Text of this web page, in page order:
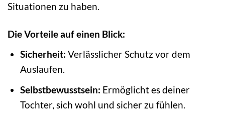
Situationen zu haben.
Die Vorteile auf einen Blick:
Sicherheit: Verlässlicher Schutz vor dem
Auslaufen.
Selbstbewusstsein: Ermöglicht es deiner
Tochter, sich wohl und sicher zu fühlen.